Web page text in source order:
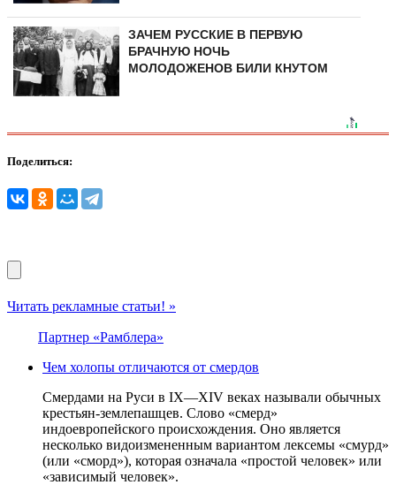
ЗАЧЕМ РУССКИЕ В ПЕРВУЮ
БРАЧНУЮ НОЧЬ
МОЛОДОЖЕНОВ БИЛИ КНУТОМ
Поделиться:
Читать рекламные статьи! »
Партнер «Рамблера»
Чем холопы отличаются от смердов
Смердами на Руси в IX—XIV веках называли обычных
крестьян-землепашцев. Слово «смерд»
индоевропейского происхождения. Оно является
несколько видоизмененным вариантом лексемы «смурд»
(или «сморд»), которая означала «простой человек» или
«зависимый человек».